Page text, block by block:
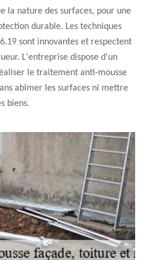
la nature des surfaces, pour une
durable. Les techniques
sont innovantes et respectent
L'entreprise dispose d'un
le traitement anti-mousse
abîmer les surfaces ni mettre
biens.